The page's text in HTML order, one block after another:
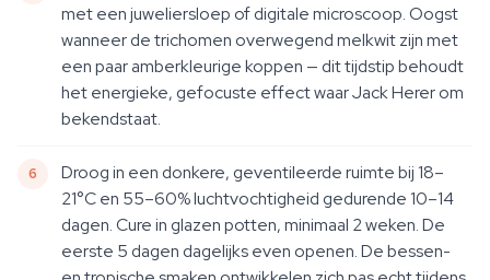
met een juweliersloep of digitale microscoop. Oogst
wanneer de trichomen overwegend melkwit zijn met
een paar amberkleurige koppen — dit tijdstip behoudt
het energieke, gefocuste effect waar Jack Herer om
bekendstaat.
Droog in een donkere, geventileerde ruimte bij 18–
21°C en 55–60% luchtvochtigheid gedurende 10–14
dagen. Cure in glazen potten, minimaal 2 weken. De
eerste 5 dagen dagelijks even openen. De bessen-